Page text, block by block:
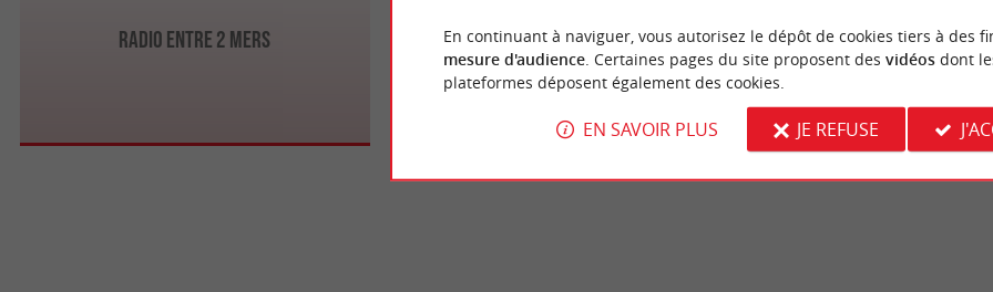
Radio Entre 2 Mers
En continuant à naviguer, vous autorisez le dépôt de cookies tiers à des
mesure d'audience. Certaines pages du site proposent des vidéosdont
plateformes déposent également des cookies.
EN SAVOIR PLUS JE REFUSE